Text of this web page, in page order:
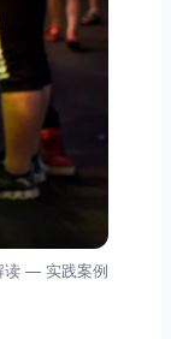
读 — 实践案例